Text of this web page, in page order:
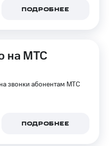
ПОДРОБНЕЕ
на МТС
звонки абонентам МТС
ПОДРОБНЕЕ